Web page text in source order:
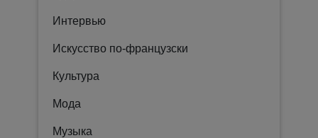
Интервью
Искусство по-французски
Культура
Мода
Музыка